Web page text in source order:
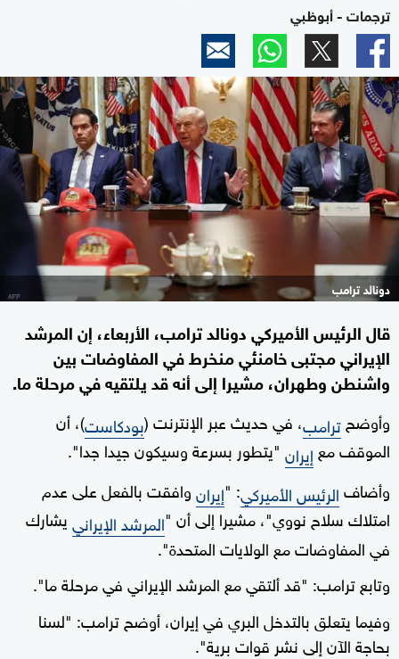
ترجمات - أبوظبي
دونالد ترامب
قال الرئيس الأميركي دونالد ترامب، الأربعاء، إن المرشد
الإيراني مجتبى خامنئي منخرط في المفاوضات بين
واشنطن وطهران، مشيرا إلى أنه قد يلتقيه في مرحلة ما.
وأوضحترامب، في حديث عبر الإنترنت (بودكاست)، أن
الموقف مع إيران "يتطور بسرعة وسيكون جيدا جدا".
وأضافالرئيس الأميركي: "إيرانوافقت بالفعل على عدم
امتلاك سلاح نووي"، مشيرا إلى أن "المرشد الإيرانييشارك
في المفاوضات مع الولايات المتحدة".
وتابع ترامب: "قد ألتقي مع المرشد الإيراني في مرحلة ما".
وفيما يتعلق بالتدخل البري في إيران، أوضح ترامب: "لسنا
بحاجة الآن إلى نشر قوات برية".